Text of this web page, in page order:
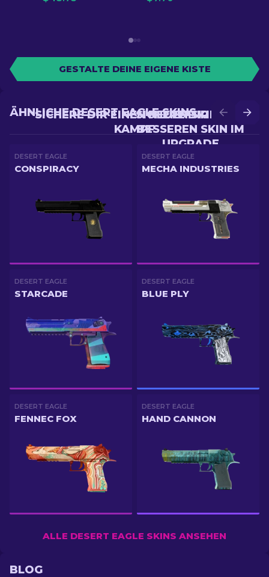
GESTALTE DEINE EIGENE KISTE
SICHERE DIR EINEN
BESSEREN SKIN IM
UPGRADE
SICHERE DIR EINEN NEUEN SKIN IM
KAMPF
ÄHNLICHE DESERT EAGLE SKINS
DESERT EAGLE
CONSPIRACY
DESERT EAGLE
MECHA INDUSTRIES
DESERT EAGLE
STARCADE
DESERT EAGLE
BLUE PLY
DESERT EAGLE
FENNEC FOX
DESERT EAGLE
HAND CANNON
ALLE DESERT EAGLE SKINS ANSEHEN
BLOG